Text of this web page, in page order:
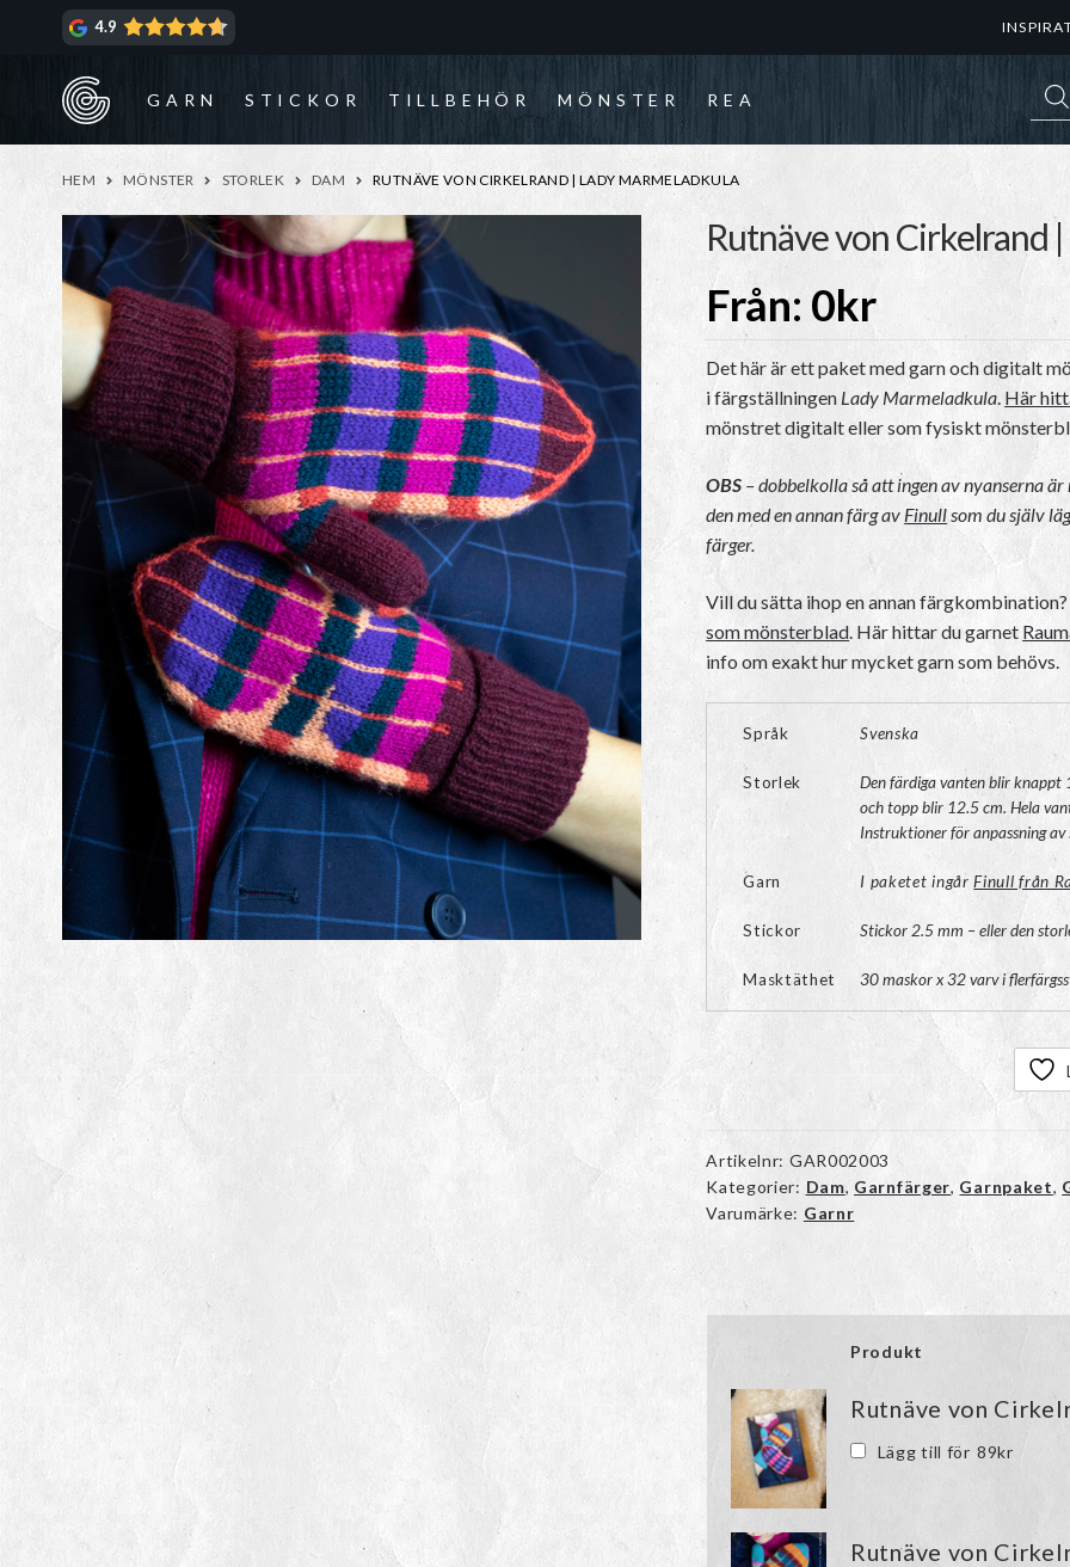
4.9
GARN STICKOR TILLBEHÖR MÖNSTER REA
HEM MÖNSTER STORLEK DAM RUTNÄVE VON CIRKELRAND | LADY MARMELADKULA
Rutnäve von Cirkelrand
Från: 0kr
Det här är ett paket med garn och digitalt
i färgställningen Lady Marmeladkula. Här
mönstret digitalt eller som fysiskt
OBS – dobbelkolla så att ingen av nyanserna
den med en annan färg av Finullsom du själv
färger.
Vill du sätta ihop en annan
som mönsterblad . Här hittar du garnet
info om exakt hur mycket garn som behövs.
Språk Svenska
Storlek
Den färdiga vanten blir knappt
och topp blir 12.5 cm. Hela
Instruktioner för anpassning
Garn I paketet ingårFinull från
Stickor Stickor 2.5 mm – eller den
Masktäthet 30 maskor x 32 varv i
Artikelnr: GAR002003
Kategorier: Dam, Garnfärger, Garnpaket,
Varumärke: Garnr
Produkt
Rutnäve von
Lägg till för 89kr
Rutnäve von